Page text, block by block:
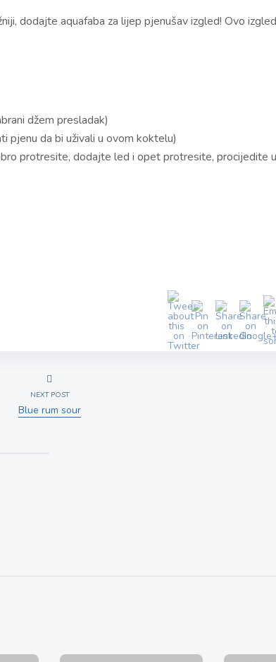
dodajte aquafaba za lijep pjenušav izgled! Ovo
džem presladak)
pjenu da bi uživali u ovom koktelu)
protresite, dodajte led i opet protresite, procijedite
NEXT POST
Blue rum sour